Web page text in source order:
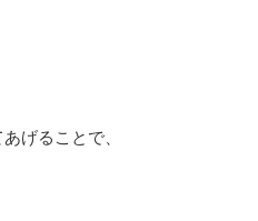
げることで、